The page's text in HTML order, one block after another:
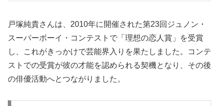
戸塚純貴さんは、2010年に開催された第23回ジュノン・
スーパーボーイ・コンテストで「理想の恋人賞」を受賞
し、これがきっかけで芸能界入りを果たしました。コンテ
ストでの受賞が彼の才能を認められる契機となり、その後
の俳優活動へとつながりました。